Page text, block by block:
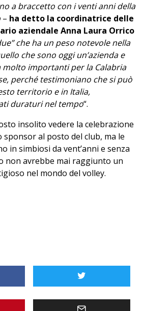
a braccetto con i venti anni della
– ha detto la coordinatrice delle
aziendale Anna Laura Orrico
che ha un peso notevole nella
che sono oggi un’azienda e
molto importanti per la Calabria
perché testimoniano che si può
territorio e in Italia,
duraturi nel tempo“.
insolito vedere la celebrazione
sponsor al posto del club, ma le
in simbiosi da vent’anni e senza
non avrebbe mai raggiunto un
nel mondo del volley.